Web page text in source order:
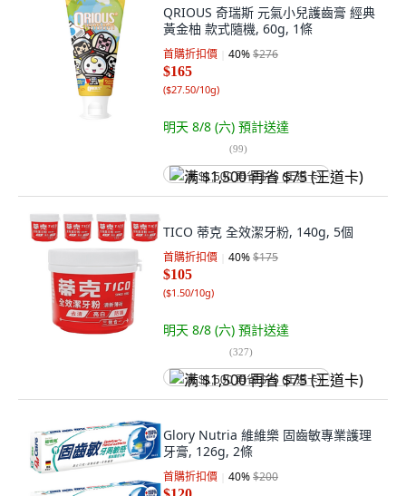
QRIOUS 奇瑞斯 元氣小兒護齒膏 經典
黃金柚 款式隨機, 60g, 1條
首購折扣價 40%$276
$165
($27.50/10g)
明天 8/8 (六) 預計送達
(99)
满 $1,500 再省 $75 (王道卡)
TICO 蒂克 全效潔牙粉, 140g, 5個
首購折扣價 40%$175
$105
($1.50/10g)
明天 8/8 (六) 預計送達
(327)
满 $1,500 再省 $75 (王道卡)
Glory Nutria 維維樂 固齒敏專業護理
牙膏, 126g, 2條
首購折扣價 40%$200